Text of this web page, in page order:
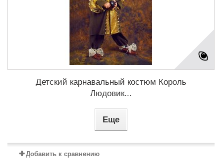
Детский карнавальный костюм Король
Людовик...
Еще
Добавить к сравнению